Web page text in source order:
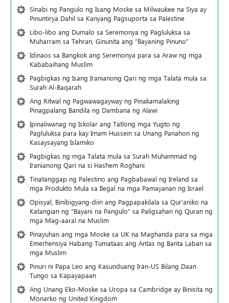
Sinabi ng Pangulo ng Isang Moske sa Milwaukee na Siya ay
Pinuntirya Dahil sa Kanyang Pagsuporta sa Palestine
Libo-libo ang Dumalo sa Seremonya ng Pagluluksa sa
Muharram sa Tehran, Ginunita ang “Bayaning Pinuno”
Idinaos sa Bangkok ang Seremonya para sa Araw ng mga
Kababaihang Muslim
Pagbigkas ng Isang Iranianong Qari ng mga Talata mula sa
Surah Al-Baqarah
Ang Ritwal ng Pagwawagayway ng Pinakamalaking
Pinagpalang Bandila ng Dambana ng Alawi
Ipinaliwanag ng Iskolar ang Tatlong mga Yugto ng
Pagluluksa para kay Imam Hussein sa Unang Panahon ng
Kasaysayang Islamiko
Pagbigkas ng mga Talata mula sa Surah Muhammad ng
Iranianong Qari na si Hashem Roghani
Tinatanggap ng Palestino ang Pagbabawal ng Ireland sa
mga Produkto Mula sa Ilegal na mga Pamayanan ng Israel
Opisyal, Binibigyang-diin ang Pagpapakilala sa Qur’aniko na
Katangian ng “Bayani na Pangulo” sa Paligsahan ng Quran ng
mga Mag-aaral na Muslim
Pinayuhan ang mga Moske sa UK na Maghanda para sa mga
Emerhensiya Habang Tumataas ang Antas ng Banta Laban sa
mga Muslim
Pinuri ni Papa Leo ang Kasunduang Iran-US Bilang Daan
Tungo sa Kapayapaan
Ang Unang Eko-Moske sa Uropa sa Cambridge ay Binisita ng
Monarko ng United Kingdom